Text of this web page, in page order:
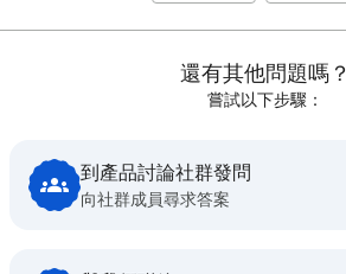
還有其他問題嗎？
嘗試以下步驟：
到產品討論社群發問
向社群成員尋求答案